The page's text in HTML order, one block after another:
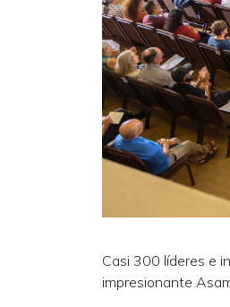
Casi 300 líderes e
impresionante